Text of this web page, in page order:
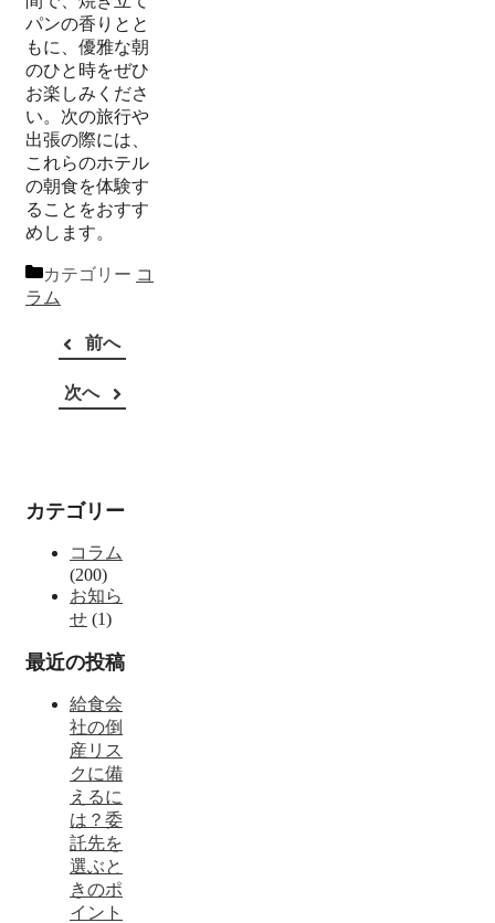
パンの香りとと
もに、優雅な朝
のひと時をぜひ
お楽しみくださ
い。次の旅行や
出張の際には、
これらのホテル
の朝食を体験す
ることをおすす
めします。
カテゴリー コ
ラム
前へ
次へ
カテゴリー
コラム
(200)
お知ら
せ (1)
最近の投稿
給食会
社の倒
産リス
クに備
えるに
は？委
託先を
選ぶと
きのポ
イント